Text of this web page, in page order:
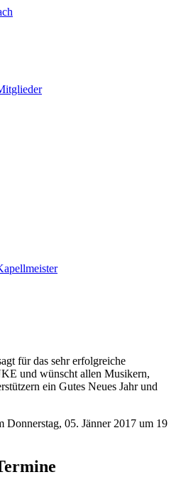
für das sehr erfolgreiche
und wünscht allen Musikern,
ein Gutes Neues Jahr und
Donnerstag, 05. Jänner 2017 um 19